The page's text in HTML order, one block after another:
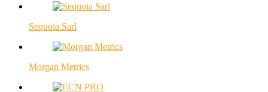
Sequoia Sarl
Morgan Metrics